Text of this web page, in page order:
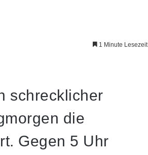
1 Minute Lesezeit
schrecklicher
die
Gegen 5 Uhr